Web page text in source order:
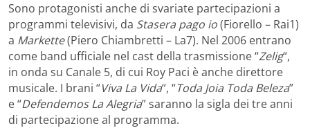
Sono protagonisti anche di svariate partecipazioni a
programmi televisivi, da Stasera pago io(Fiorello – Rai1)
a Markette(Piero Chiambretti – La7). Nel 2006 entrano
come band ufficiale nel cast della trasmissione “Zelig“,
in onda su Canale 5, di cui Roy Paci è anche direttore
musicale. I brani “Viva La Vida“, “Toda Joia Toda Beleza”
e “Defendemos La Alegria” saranno la sigla dei tre anni
di partecipazione al programma.